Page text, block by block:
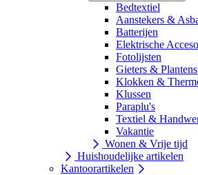
Bedtextiel
Aanstekers &
Batterijen
Elektrische
Fotolijsten
Gieters &
Klokken &
Klussen
Paraplu's
Textiel &
Vakantie
Wonen & Vrije tijd
Huishoudelijke artikelen
Kantoorartikelen